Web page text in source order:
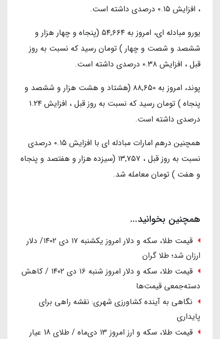
، افزایش ۰.۱۵ درصدی داشته است.
یورو مبادله ای، امروز به ۵۴,۶۶۴ (پنجاه و چهار هزار و
ششصد و شصت و چهار ) تومان رسید که نسبت به روز
قبل ، افزایش ۰.۳۸ درصدی داشته است.
پوند، امروز به ۸۸,۶۵۰ (هشتاد و هشت هزار و ششصد و
پنجاه ) تومان رسید که نسبت به روز قبل ، افزایش ۱.۲۴
درصدی داشته است.
همچنین درهم امارات مبادله ای با افزایش ۰.۱۵ درصدی
نسبت به روز قبل ، ۱۳,۷۵۷ (سیزده هزار و هفتصد و پنجاه
و هفت ) تومان معامله شد.
همچنین بخوانید...
قیمت طلا، سکه و دلار امروز یکشنبه ۱۷ دی ۱۴۰۲/ دلار
ارزان شد؛ طلا گران
قیمت طلا، سکه و دلار امروز شنبه ۱۶ دی ۱۴۰۲ / کاهش
دسته‌جمعی قیمت‌ها
نگاهی به آینده کشاورزی شهری: نقشه راهی برای
پایداری
قیمت طلا، سکه و ارز امروز ۱۳ دی‌ماه / طلای 18 عیار